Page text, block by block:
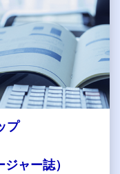
プ
ャー誌）